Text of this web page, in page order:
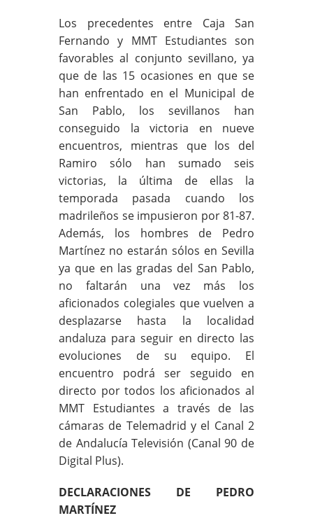
Los precedentes entre Caja San
Fernando y MMT Estudiantes son
favorables al conjunto sevillano, ya
que de las 15 ocasiones en que se
han enfrentado en el Municipal de
San Pablo, los sevillanos han
conseguido la victoria en nueve
encuentros, mientras que los del
Ramiro sólo han sumado seis
victorias, la última de ellas la
temporada pasada cuando los
madrileños se impusieron por 81-87.
Además, los hombres de Pedro
Martínez no estarán sólos en Sevilla
ya que en las gradas del San Pablo,
no faltarán una vez más los
aficionados colegiales que vuelven a
desplazarse hasta la localidad
andaluza para seguir en directo las
evoluciones de su equipo. El
encuentro podrá ser seguido en
directo por todos los aficionados al
MMT Estudiantes a través de las
cámaras de Telemadrid y el Canal 2
de Andalucía Televisión (Canal 90 de
Digital Plus).
DECLARACIONES DE PEDRO
MARTÍNEZ